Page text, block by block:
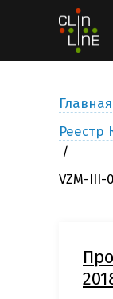
Главная
Реестр
VZM-III-